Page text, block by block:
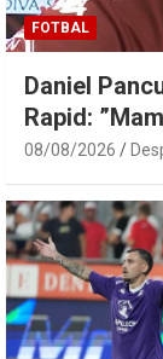
FOTBAL
Daniel
Rapid:
există?”
08/08/2026